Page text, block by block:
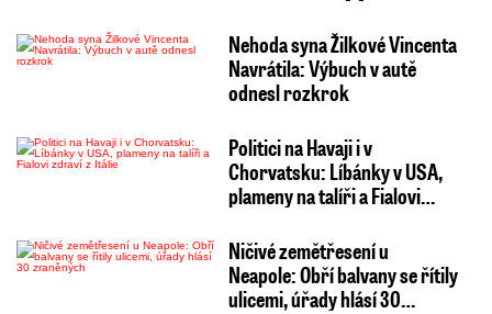
Nehoda syna Žilkové Vincenta
Navrátila: Výbuch v autě
odnesl rozkrok
Politici na Havaji i v
Chorvatsku: Líbánky v USA,
plameny na talíři a Fialovi…
Ničivé zemětřesení u
Neapole: Obří balvany se řítily
ulicemi, úřady hlásí 30…